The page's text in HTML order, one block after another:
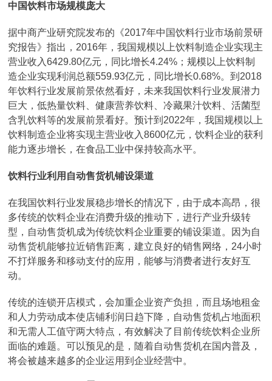
中国饮料市场规模庞大
据中商产业研究院发布的《2017年中国饮料行业市场前景研
究报告》指出，2016年，我国规模以上饮料制造企业实现主
营业收入6429.80亿元，同比增长4.24%；规模以上饮料制
造企业实现利润总额559.93亿元，同比增长0.68%。到2018
年饮料行业发展前景依然看好，未来我国饮料行业发展潜力
巨大，低热量饮料、健康营养饮料、冷藏果汁饮料、活菌型
含乳饮料等的发展前景看好。预计到2022年，我国规模以上
饮料制造企业将实现主营业收入8600亿元，饮料企业的获利
能力逐步增长，在食品工业中保持较高水平。
饮料行业利用自动售货机铺设渠道
在我国饮料行业发展稳步增长的情况下，由于成本高昂，很
多传统的饮料企业在消费升级的推动下，进行产业升级转
型，自动售货机成为传统饮料企业重要的铺设渠道。因为自
动售货机能够拉近销售距离，建立良好的销售网络，24小时
不打烊服务和移动支付的应用，能够与消费者进行友好互
动。
传统的连锁开店模式，会加重企业资产负担，而且场地租金
和人力劳动成本使店铺利润日趋下降，自动售货机占地面积
和无需人工值守两大特点，有效解决了目前传统饮料企业所
面临的难题。可以预见的是，随着自动售货机在国内普及，
将会被越来越多的企业运用到企业经营中。